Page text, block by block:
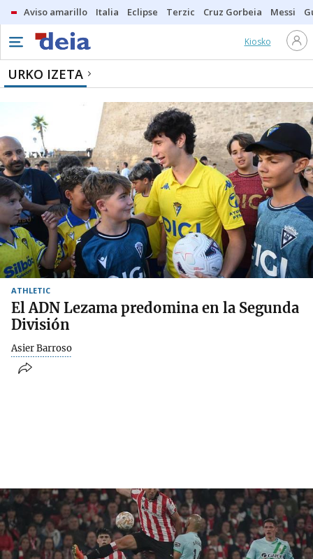
Aviso amarillo Italia Eclipse Terzic Cruz Gorbeia Messi
Kiosko
URKO IZETA
ATHLETIC
El ADN Lezama predomina en la Segunda
División
Asier Barroso